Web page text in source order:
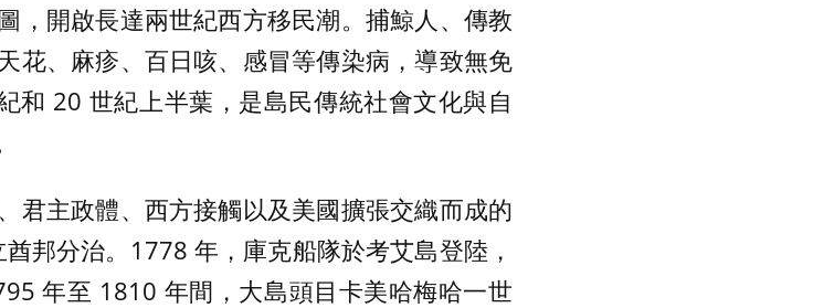
，開啟長達兩世紀西方移民潮。捕鯨人、傳教
花、麻疹、百日咳、感冒等傳染病，導致無免
和 20 世紀上半葉，是島民傳統社會文化與自
君主政體、西方接觸以及美國擴張交織而成的
邦分治。1778 年，庫克船隊於考艾島登陸，
年至 1810 年間，大島頭目卡美哈梅哈一世